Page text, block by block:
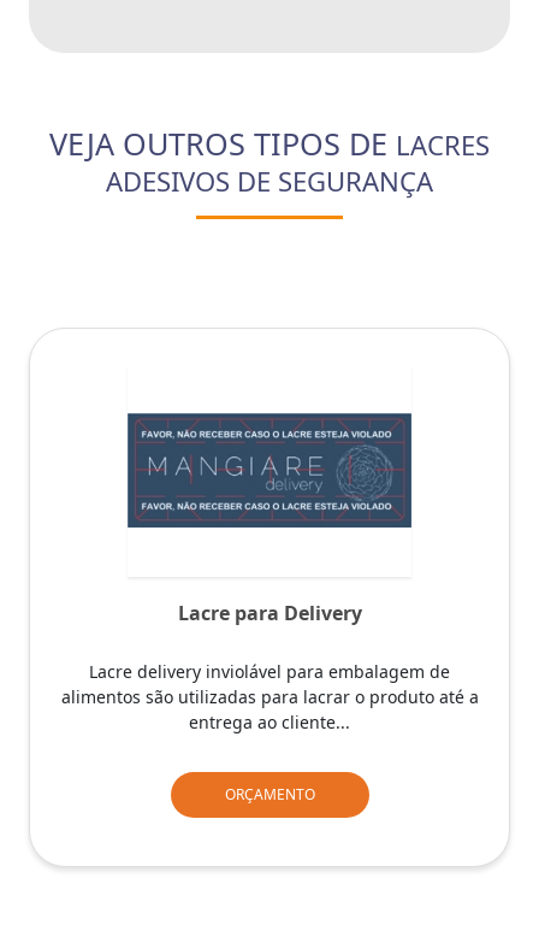
VEJA OUTROS TIPOS DE LACRES
ADESIVOS DE SEGURANÇA
Lacre para Delivery
Lacre delivery inviolável para embalagem de
alimentos são utilizadas para lacrar o produto até a
entrega ao cliente...
ORÇAMENTO